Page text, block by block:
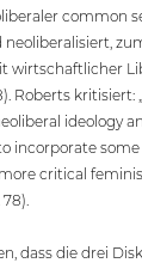
common
wirtschaftlicher
Roberts kritisiert:
ideology
incorporate
critical
dass die drei